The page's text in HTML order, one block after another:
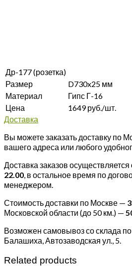
Др-177 (розетка)
Размер
D730x25 мм
Материал
Гипс Г-16
Цена
1649 руб./шт.
Доставка
Вы можете заказать доставку по
вашего адреса или любого
Доставка заказов осуществляется
22.00, в остальное время по
менеджером.
Стоимость доставки по Москве —
Московской области (до 50 км.) —
Возможен самовывоз со склада
Балашиха, Автозаводская ул., 5.
Related products